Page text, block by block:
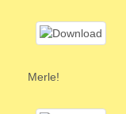
Merle!